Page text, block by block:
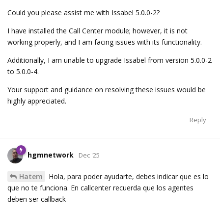
Could you please assist me with Issabel 5.0.0-2?
I have installed the Call Center module; however, it is not
working properly, and I am facing issues with its functionality.
Additionally, I am unable to upgrade Issabel from version 5.0.0-2
to 5.0.0-4.
Your support and guidance on resolving these issues would be
highly appreciated.
Reply
hgmnetwork Dec '25
Hatem
Hola, para poder ayudarte, debes indicar que es lo
que no te funciona. En callcenter recuerda que los agentes
deben ser callback